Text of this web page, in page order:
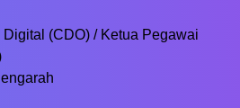
(CDO) / Ketua Pegawai